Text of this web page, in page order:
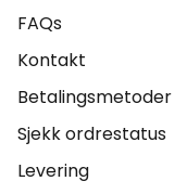
FAQs
Kontakt
Betalingsmetoder
Sjekk ordrestatus
Levering